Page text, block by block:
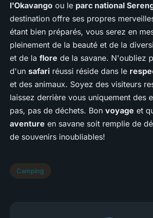
l'Okavango ou le parc national
destination offre ses propres
étant bien préparés, vous serez en
pleinement de la beauté et de la
et de la flore de la savane. N'oubliez
d'un safari réussi réside dans le
et des animaux. Soyez des visiteurs
laissez derrière vous uniquement des
pas, pas de déchets. Bon voyage et
aventure en savane soit remplie de
de souvenirs inoubliables!
Camping